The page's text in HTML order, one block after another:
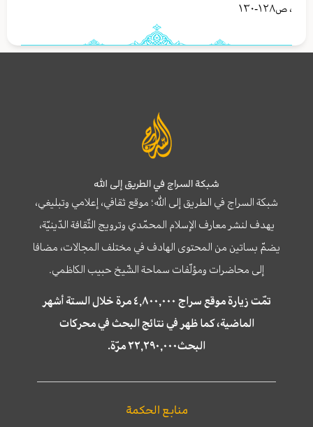
، ص١٢٨-١٣۰
شبكة السراج في الطريق إلى الله
شبكة السراج في الطريق إلى الله؛ موقع ثقافي، إعلامي وتبليغي،
يهدف لنشر معارف الإسلام المحمّدي وترويج الثّقافة الدّينيّة،
يضمّ بساتين من المحتوى الهادف في مختلف المجالات، مضافا
إلى محاضرات ومؤلّفات سماحة الشّيخ حبيب الكاظمي.
تمّت زيارة موقع سراج ٤,٨٠٠,٠٠٠ مرة خلال الستة أشهر
الماضية، كما ظهر في نتائج البحث في محركات
البحث٢٢,٢٩٠,٠٠٠ مرّة.
منابع الحكمة